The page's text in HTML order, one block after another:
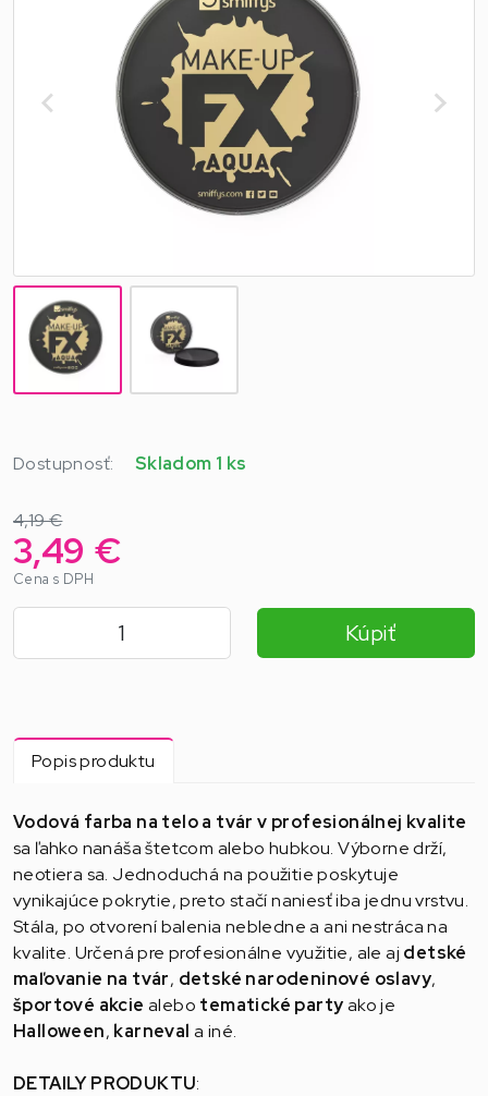
Dostupnosť: Skladom 1 ks
4,19 €
3,49 €
Cena s DPH
Kúpiť
Popis produktu
Vodová farba na telo a tvár v profesionálnej kvalite
sa ľahko nanáša štetcom alebo hubkou. Výborne drží,
neotiera sa. Jednoduchá na použitie poskytuje
vynikajúce pokrytie, preto stačí naniesť iba jednu vrstvu.
Stála, po otvorení balenia nebledne a ani nestráca na
kvalite. Určená pre profesionálne využitie, ale aj detské
maľovanie na tvár, detské narodeninové oslavy,
športové akcie alebo tematické partyako je
Halloween, karneval a iné.
DETAILY PRODUKTU: